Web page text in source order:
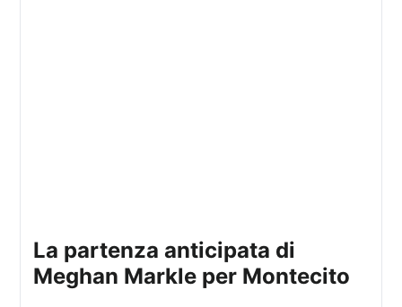
La partenza anticipata di
Meghan Markle per Montecito